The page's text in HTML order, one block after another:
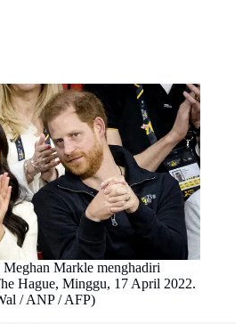
Meghan Markle menghadiri
Hague, Minggu, 17 April 2022.
/ ANP / AFP)